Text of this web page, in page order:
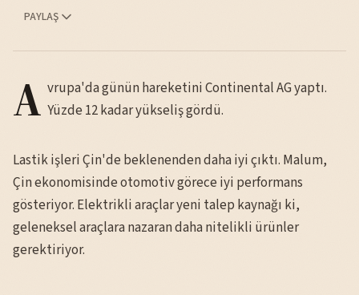
PAYLAŞ
A vrupa'da günün hareketini Continental AG yaptı.
Yüzde 12 kadar yükseliş gördü.
Lastik işleri Çin'de beklenenden daha iyi çıktı. Malum,
Çin ekonomisinde otomotiv görece iyi performans
gösteriyor. Elektrikli araçlar yeni talep kaynağı ki,
geleneksel araçlara nazaran daha nitelikli ürünler
gerektiriyor.